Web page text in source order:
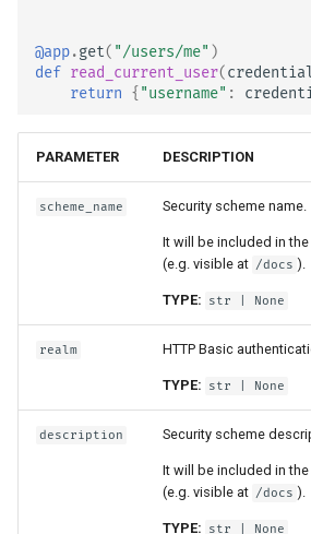
@app.get( "/users/me" )
def read_current_user(
return { "username" :
PARAMETER DESCRIPTION
scheme_name Security scheme name.
It will be included in
(e.g. visible at /docs ).
TYPE: str | None
realm HTTP Basic
TYPE: str | None
description Security scheme
It will be included in
(e.g. visible at /docs ).
TYPE: str | None